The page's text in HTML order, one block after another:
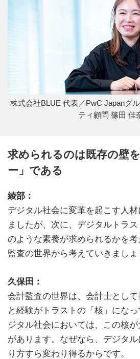
株式会社BLUE 代表／PwC Japanグ
ティ顧問 篠田 佳
求められるのは既存の壁
ー」である
綾部：
デジタル社会に変革を起こす人
ましたが、次に、デジタルトラ
のような素養が求められるかを
監査の世界から考えていきましょ
久保田：
会計監査の世界は、会計士とし
と経験がトラストの「核」にな
ジタル社会においては、この核
があります。なぜなら、デジタ
り方すら変わり得るからです。